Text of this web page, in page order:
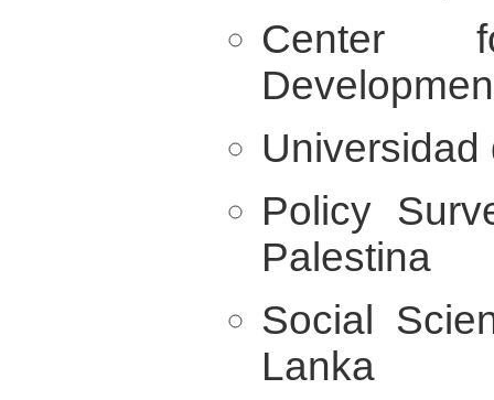
Center
Universidad
Policy
Palestina
Social
Lanka